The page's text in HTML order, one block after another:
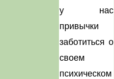
у нас
привычки
заботиться о
своем
психическом